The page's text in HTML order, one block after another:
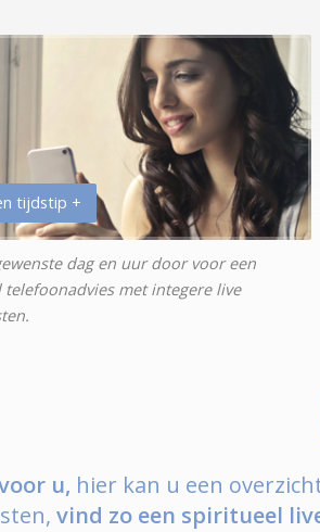
tijdstip +
dag en uur door voor een
met integere live
u, hier kan u een
vind zo een spiritueel